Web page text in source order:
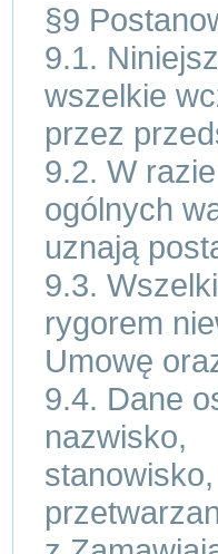
§9
9.1.
wszelkie
przez
9.2. W
ogólnych
uznają
9.3.
rygorem
Umowę
9.4. Dane
nazwisko,